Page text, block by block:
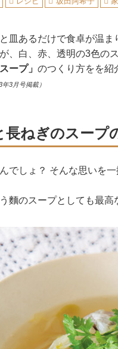
皿あるだけで食卓が温
、白、赤、透明の3色の
ープ」 のつくり方をを紹
年3月号掲載）
長ねぎのスープ
でしょ？ そんな思いを一
麵のスープとしても最高